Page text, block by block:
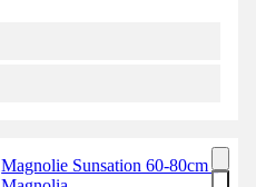
Magnolie Sunsation 60-80cm -